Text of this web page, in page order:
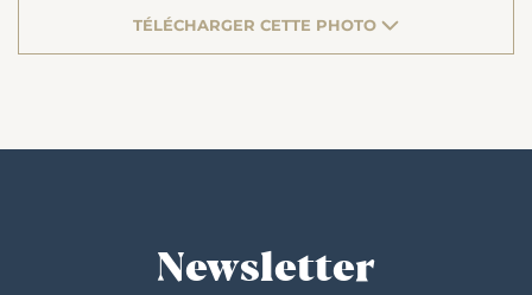
TÉLÉCHARGER CETTE PHOTO
Newsletter